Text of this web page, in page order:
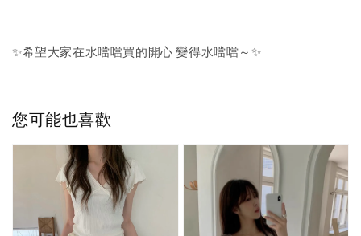
✨希望大家在水噹噹買的開心 變得水噹噹～✨
您可能也喜歡